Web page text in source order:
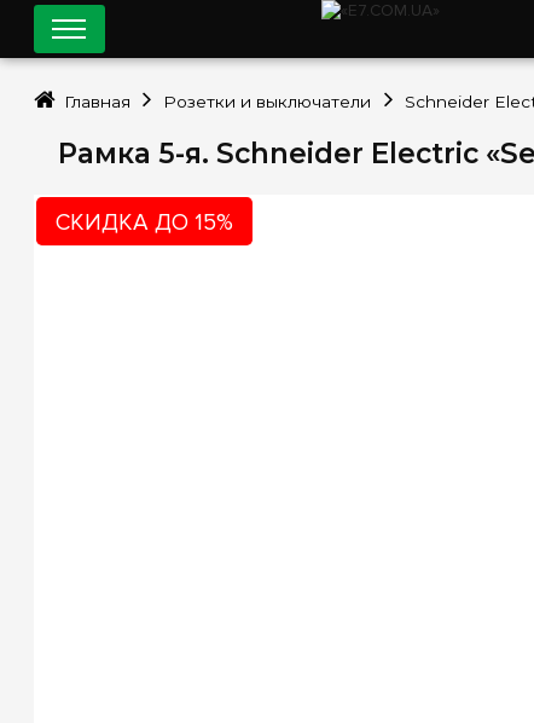
Рамка 5-я. Schneider Electric
СКИДКА ДО 15%
Главная Розетки и выключатели Schneider